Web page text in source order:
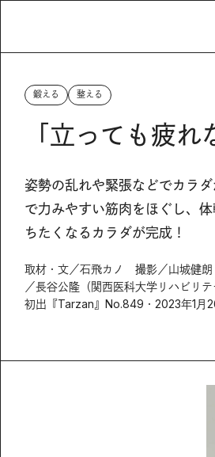
鍛える 整える
「立っても疲
姿勢の乱れや緊張などでカラ
で力みやすい筋肉をほぐし、
ちたくなるカラダが完成！
取材・文／石飛カノ 撮影／山城健
／長谷公隆（関西医科大学リハビリ
初出『Tarzan』No.849・2023年1月